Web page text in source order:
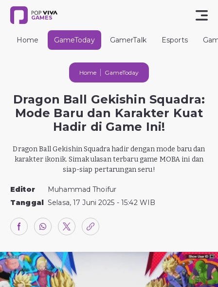
GAMES
Home GameToday GamerTalk Esports
Home GameToday
Dragon Ball Gekishin Squadra:
Mode Baru dan Karakter Kuat
Hadir di Game Ini!
Dragon Ball Gekishin Squadra hadir dengan mode baru dan
karakter ikonik. Simak ulasan terbaru game MOBA ini dan
siap-siap pertarungan seru!
Editor
Muhammad Thoifur
Tanggal Selasa, 17 Juni 2025 - 15:42 WIB